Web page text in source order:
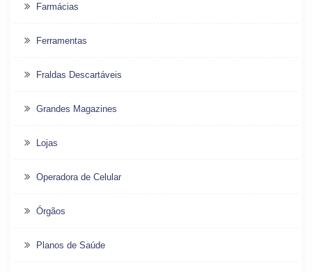
Farmácias
Ferramentas
Fraldas Descartáveis
Grandes Magazines
Lojas
Operadora de Celular
Órgãos
Planos de Saúde